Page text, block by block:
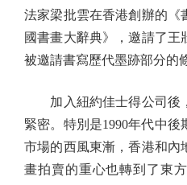
法家梁批雲在香港創辦的《
國書畫大辭典》，邀請了
被邀請書寫歷代墨跡部分的
加入紐約佳士得公司後
緊密。特別是1990年代中
市場的西風東漸，香港和內
畫拍賣的重心也轉到了東